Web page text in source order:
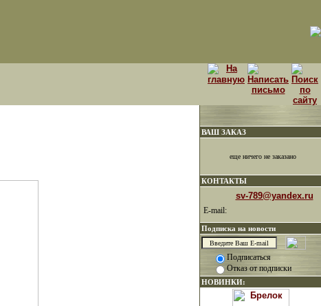
ВАШ ЗАКАЗ
еще ничего не заказано
КОНТАКТЫ
sv-789@yandex.ru
E-mail:
Подписка на новости
Подписаться
Отказ от подписки
НОВИНКИ: